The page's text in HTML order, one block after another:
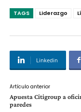
TAGS Liderazgo
Linkedin
Artículo anterior
Apuesta Citigroup a
paredes